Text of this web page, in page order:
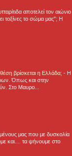
αποτελεί τον αιώνιο
τοξίνες το σώμα μας”; Η
βρίσκεται η Ελλάδα; - Η
Όπως και στην
Στο Μαυρο...
μας που με δυσκολία
και.... τα ψήνουμε στο